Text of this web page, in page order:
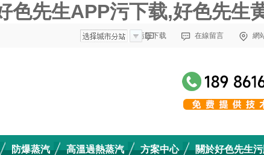
色先生APP污下载,好色先生
收藏好色先生污版下载 在線留言 網
防爆蒸汽 高溫過熱蒸汽 方案中心 關於好色先生